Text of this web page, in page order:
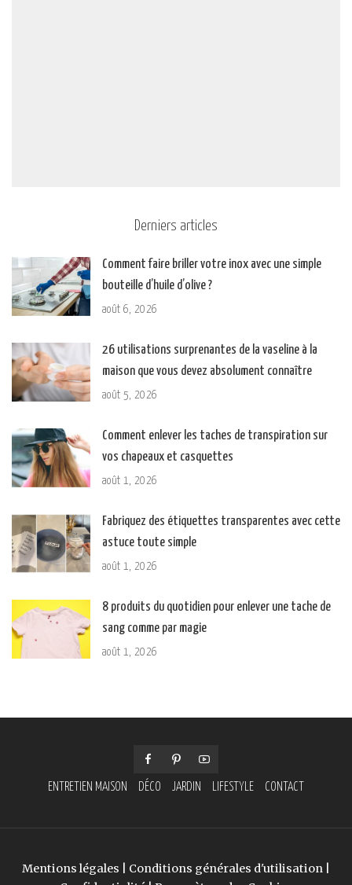
Derniers articles
Comment faire briller votre inox avec une simple
bouteille d’huile d’olive ?
août 6, 2026
26 utilisations surprenantes de la vaseline à la
maison que vous devez absolument connaître
août 5, 2026
Comment enlever les taches de transpiration sur
vos chapeaux et casquettes
août 1, 2026
Fabriquez des étiquettes transparentes avec cette
astuce toute simple
août 1, 2026
8 produits du quotidien pour enlever une tache de
sang comme par magie
août 1, 2026
ENTRETIEN MAISON DÉCO JARDIN LIFESTYLE CONTACT
Mentions légales Conditions générales d'utilisation